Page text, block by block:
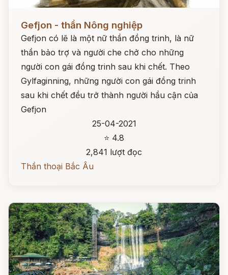
Gefjon - thần Nông nghiệp
Gefjon có lẽ là một nữ thần đồng trinh, là nữ
thần bảo trợ và người che chở cho những
người con gái đồng trinh sau khi chết. Theo
Gylfaginning, những người con gái đồng trinh
sau khi chết đều trở thành người hầu cận của
Gefjon
25-04-2021
⭐ 4.8
2,841 lượt đọc
Thần thoại Bắc Âu